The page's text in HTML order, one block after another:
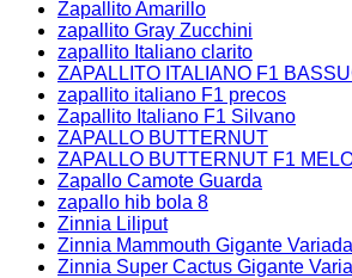
Zapallito Amarillo
zapallito Gray Zucchini
zapallito Italiano clarito
ZAPALLITO ITALIANO F1
zapallito italiano F1 precos
Zapallito Italiano F1 Silvano
ZAPALLO BUTTERNUT
ZAPALLO BUTTERNUT F1
Zapallo Camote Guarda
zapallo hib bola 8
Zinnia Liliput
Zinnia Mammouth Gigante Variada
Zinnia Super Cactus Gigante